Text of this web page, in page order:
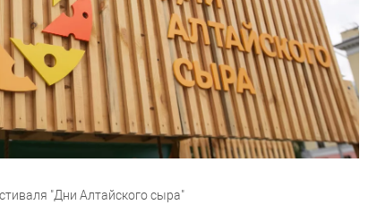
"Дни Алтайского сыра"